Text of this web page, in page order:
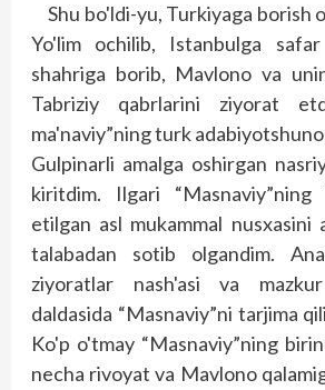
Shu bo'ldi-yu, Turkiyaga borish
Yo'lim ochilib, Istanbulga
shahriga borib, Mavlono va
Tabriziy qabrlarini ziyorat
ma'naviy”ning turk
Gulpinarli amalga oshirgan
kiritdim. Ilgari “Masnaviy”ning
etilgan asl mukammal
talabadan sotib olgandim.
ziyoratlar nash'asi va
daldasida “Masnaviy”ni tarjima
Ko'p o'tmay “Masnaviy”ning
necha rivoyat va Mavlono